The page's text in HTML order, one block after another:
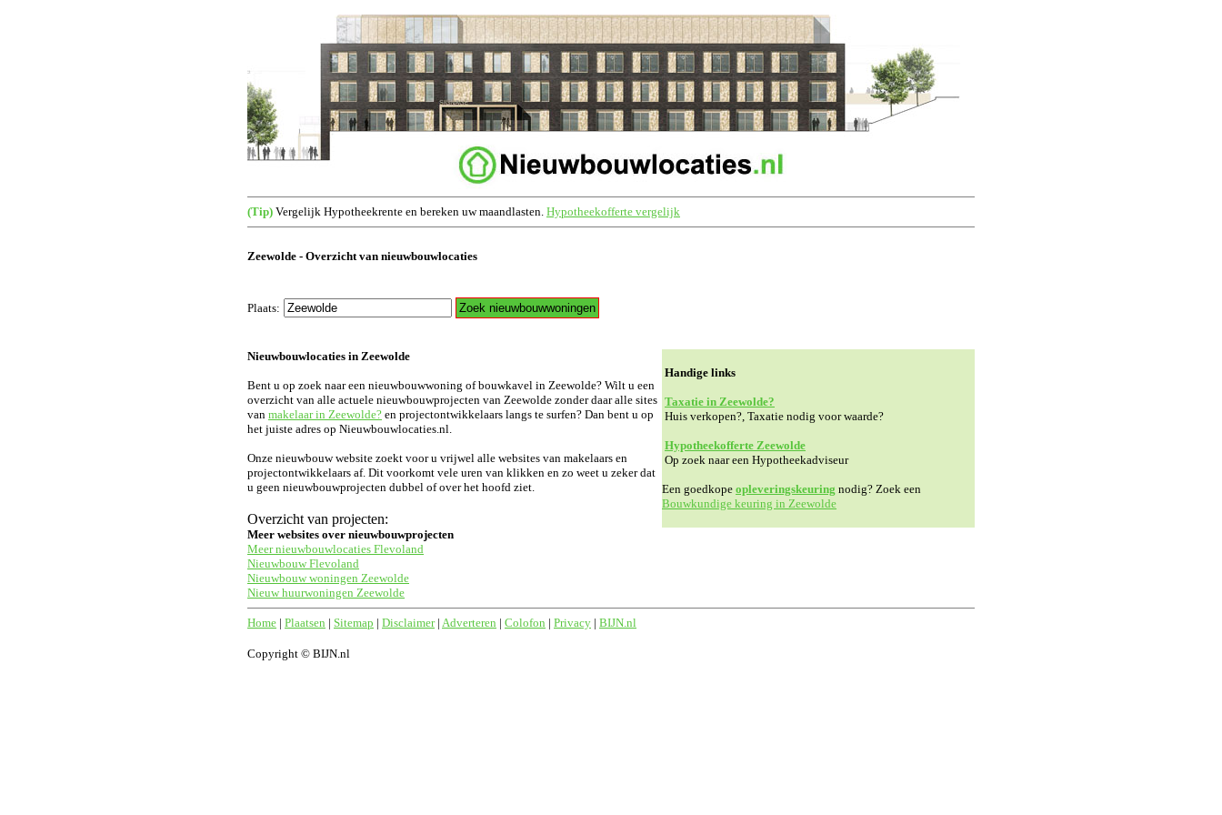
(Tip) Vergelijk Hypotheekrente en bereken uw maandlasten. Hypotheekofferte vergelijk
Zeewolde - Overzicht van nieuwbouwlocaties
Plaats:
Nieuwbouwlocaties in Zeewolde
Bent u op zoek naar een nieuwbouwwoning of bouwkavel in Zeewolde? Wilt u een
overzicht van alle actuele nieuwbouwprojecten van Zeewolde zonder daar alle sites
van makelaar in Zeewolde? en projectontwikkelaars langs te surfen? Dan bent u op
het juiste adres op Nieuwbouwlocaties.nl.
Onze nieuwbouw website zoekt voor u vrijwel alle websites van makelaars en
projectontwikkelaars af. Dit voorkomt vele uren van klikken en zo weet u zeker dat
u geen nieuwbouwprojecten dubbel of over het hoofd ziet.
Overzicht van projecten:
Handige links
Taxatie in Zeewolde?
Huis verkopen?, Taxatie nodig voor waarde?
Hypotheekofferte Zeewolde
Op zoek naar een Hypotheekadviseur
Een goedkope opleveringskeuring nodig? Zoek een
Bouwkundige keuring in Zeewolde
Meer websites over nieuwbouwprojecten
Meer nieuwbouwlocaties Flevoland
Nieuwbouw Flevoland
Nieuwbouw woningen Zeewolde
Nieuw huurwoningen Zeewolde
Home | Plaatsen | Sitemap | Disclaimer| Adverteren | Colofon | Privacy | BIJN.nl
Copyright © BIJN.nl